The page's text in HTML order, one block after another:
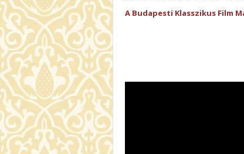
A Budapesti Klasszikus Film